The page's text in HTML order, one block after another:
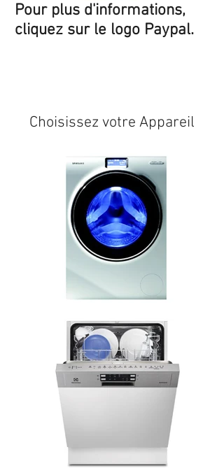
Pour plus d'informations,
cliquez sur le logo Paypal.
Choisissez votre Appareil